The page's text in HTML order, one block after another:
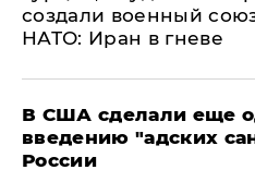
создали военный
НАТО: Иран в гневе
В США сделали еще
введению "адских
России